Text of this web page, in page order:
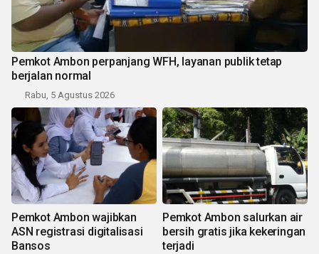
Pemkot Ambon perpanjang WFH, layanan publik tetap
berjalan normal
Rabu, 5 Agustus 2026
Pemkot Ambon wajibkan
ASN registrasi digitalisasi
Bansos
Pemkot Ambon salurkan air
bersih gratis jika kekeringan
terjadi